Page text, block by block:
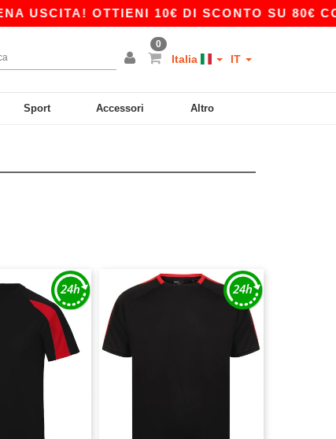
USCITA! OTTIENI 10€ DI SCONTO SU 80€
0
Italia IT
Sport Accessori Altro